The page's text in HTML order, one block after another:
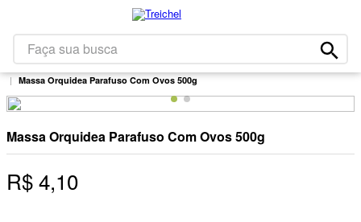
Faça sua busca
Massa Orquidea Parafuso Com Ovos 500g
Massa Orquidea Parafuso Com Ovos 500g
R$4,10
2º leite
3º papel higiênico
6º bolacha
7º chocolate